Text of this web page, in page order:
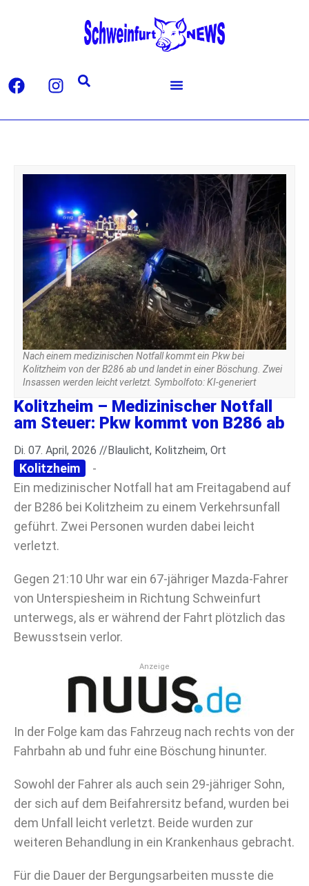
Nach einem medizinischen Notfall kommt ein Pkw bei
Kolitzheim von der B286 ab und landet in einer Böschung. Zwei
Insassen werden leicht verletzt. Symbolfoto: KI-generiert
Kolitzheim – Medizinischer Notfall
am Steuer: Pkw kommt von B286 ab
Di. 07. April, 2026 //Blaulicht, Kolitzheim, Ort
Kolitzheim
-
Ein medizinischer Notfall hat am Freitagabend auf
der B286 bei Kolitzheim zu einem Verkehrsunfall
geführt. Zwei Personen wurden dabei leicht
verletzt.
Gegen 21:10 Uhr war ein 67-jähriger Mazda-Fahrer
von Unterspiesheim in Richtung Schweinfurt
unterwegs, als er während der Fahrt plötzlich das
Bewusstsein verlor.
Anzeige
In der Folge kam das Fahrzeug nach rechts von der
Fahrbahn ab und fuhr eine Böschung hinunter.
Sowohl der Fahrer als auch sein 29-jähriger Sohn,
der sich auf dem Beifahrersitz befand, wurden bei
dem Unfall leicht verletzt. Beide wurden zur
weiteren Behandlung in ein Krankenhaus gebracht.
Für die Dauer der Bergungsarbeiten musste die